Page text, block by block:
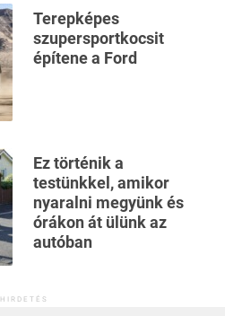
Terepképes
szupersportkocsit
építene a Ford
Ez történik a
testünkkel, amikor
nyaralni megyünk és
órákon át ülünk az
autóban
HIRDETÉS